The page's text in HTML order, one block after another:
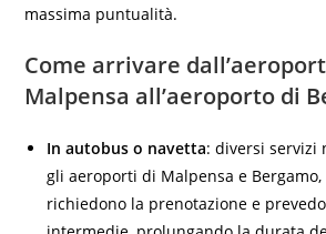
massima puntualità.
Come arrivare
Malpensa all’aeroporto di
In autobus o navetta: diversi servizi
gli aeroporti di Malpensa e
richiedono la prenotazione e